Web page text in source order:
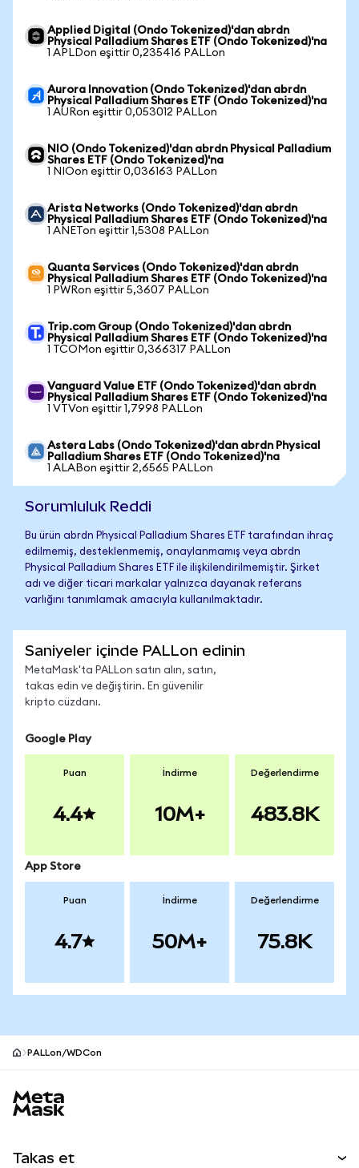
Applied Digital (Ondo Tokenized)'dan abrdn
Physical Palladium Shares ETF (Ondo Tokenized)'na
1 APLDon eşittir 0,235416 PALLon
Aurora Innovation (Ondo Tokenized)'dan abrdn
Physical Palladium Shares ETF (Ondo Tokenized)'na
1 AURon eşittir 0,053012 PALLon
NIO (Ondo Tokenized)'dan abrdn Physical Palladium
Shares ETF (Ondo Tokenized)'na
1 NIOon eşittir 0,036163 PALLon
Arista Networks (Ondo Tokenized)'dan abrdn
Physical Palladium Shares ETF (Ondo Tokenized)'na
1 ANETon eşittir 1,5308 PALLon
Quanta Services (Ondo Tokenized)'dan abrdn
Physical Palladium Shares ETF (Ondo Tokenized)'na
1 PWRon eşittir 5,3607 PALLon
Trip.com Group (Ondo Tokenized)'dan abrdn
Physical Palladium Shares ETF (Ondo Tokenized)'na
1 TCOMon eşittir 0,366317 PALLon
Vanguard Value ETF (Ondo Tokenized)'dan abrdn
Physical Palladium Shares ETF (Ondo Tokenized)'na
1 VTVon eşittir 1,7998 PALLon
Astera Labs (Ondo Tokenized)'dan abrdn Physical
Palladium Shares ETF (Ondo Tokenized)'na
1 ALABon eşittir 2,6565 PALLon
Sorumluluk Reddi
Bu ürün abrdn Physical Palladium Shares ETF tarafından ihraç
edilmemiş, desteklenmemiş, onaylanmamış veya abrdn
Physical Palladium Shares ETF ile ilişkilendirilmemiştir. Şirket
adı ve diğer ticari markalar yalnızca dayanak referans
varlığını tanımlamak amacıyla kullanılmaktadır.
Saniyeler içinde PALLon edinin
MetaMask'ta PALLon satın alın, satın,
takas edin ve değiştirin. En güvenilir
kripto cüzdanı.
Google Play
Puan
4.4
İndirme
10M+
Değerlendirme
483.8K
App Store
Puan
4.7
İndirme
50M+
Değerlendirme
75.8K
PALLon/WDCon
Takas et